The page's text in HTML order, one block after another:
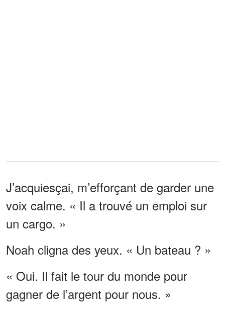
J’acquiesçai, m’efforçant de garder une
voix calme. « Il a trouvé un emploi sur
un cargo. »
Noah cligna des yeux. « Un bateau ? »
« Oui. Il fait le tour du monde pour
gagner de l’argent pour nous. »